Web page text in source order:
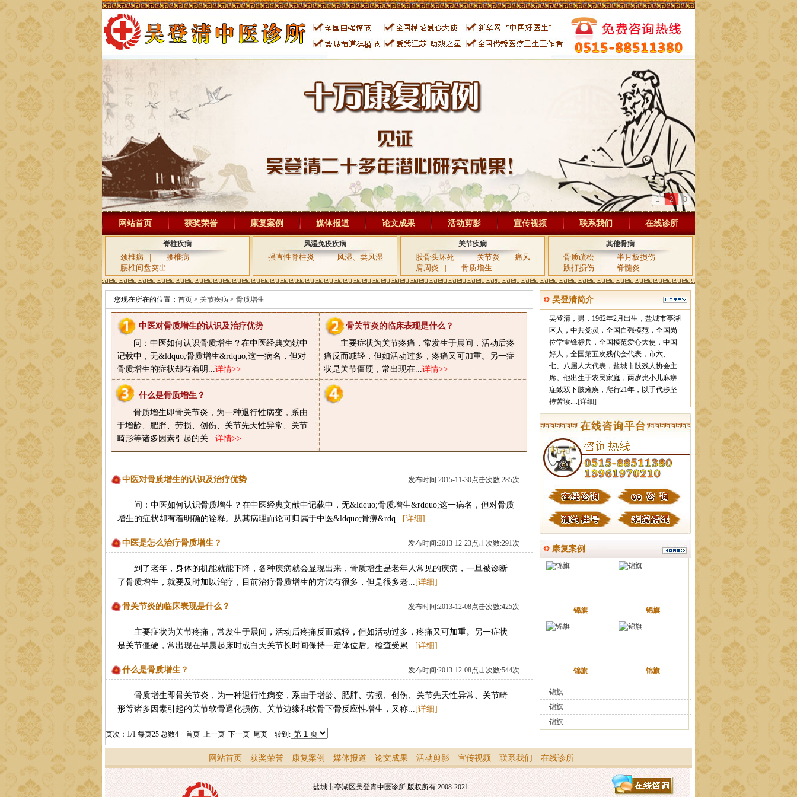
1 2 3
网站首页 获奖荣誉 康复案例 媒体报道 论文成果 活动剪影 宣传视频 联系我们 在线诊所
脊柱疾病
颈椎病 |
腰椎病
腰椎间盘突出
风湿免疫疾病
强直性脊柱炎 | 风湿、类风湿
关节疾病
股骨头坏死 | 关节炎 痛风
|
肩周炎
| 骨质增生
其他骨病
骨质疏松 |
半月板损伤
跌打损伤
| 脊髓炎
·您现在所在的位置： 首页 > 关节疾病 > 骨质增生
中医对骨质增生的认识及治疗优势
问：中医如何认识骨质增生？在中医经典文献中
记载中，无&ldquo;骨质增生&rdquo;这一病名，但对
骨质增生的症状却有着明...详情>>
骨关节炎的临床表现是什么？
主要症状为关节疼痛，常发生于晨间，活动后疼
痛反而减轻，但如活动过多，疼痛又可加重。另一症
状是关节僵硬，常出现在...详情>>
什么是骨质增生？
骨质增生即骨关节炎，为一种退行性病变，系由
于增龄、肥胖、劳损、创伤、关节先天性异常、关节
畸形等诸多因素引起的关...详情>>
中医对骨质增生的认识及治疗优势 发布时间:2015-11-30点击次数:285次
问：中医如何认识骨质增生？在中医经典文献中记载中，无&ldquo;骨质增生&rdquo;这一病名，但对骨质
增生的症状却有着明确的诠释。从其病理而论可归属于中医&ldquo;骨痹&rdq... [详细]
中医是怎么治疗骨质增生？ 发布时间:2013-12-23点击次数:291次
到了老年，身体的机能就能下降，各种疾病就会显现出来，骨质增生是老年人常见的疾病，一旦被诊断
了骨质增生，就要及时加以治疗，目前治疗骨质增生的方法有很多，但是很多老... [详细]
骨关节炎的临床表现是什么？ 发布时间:2013-12-08点击次数:425次
主要症状为关节疼痛，常发生于晨间，活动后疼痛反而减轻，但如活动过多，疼痛又可加重。另一症状
是关节僵硬，常出现在早晨起床时或白天关节长时间保持一定体位后。检查受累... [详细]
什么是骨质增生？ 发布时间:2013-12-08点击次数:544次
骨质增生即骨关节炎，为一种退行性病变，系由于增龄、肥胖、劳损、创伤、关节先天性异常、关节畸
形等诸多因素引起的关节软骨退化损伤、关节边缘和软骨下骨反应性增生，又称... [详细]
页次：1/1 每页25 总数4 首页 上一页 下一页 尾页 转到:
吴登清简介
吴登清，男，1962年2月出生，盐城市亭湖
区人，中共党员，全国自强模范，全国岗
位学雷锋标兵，全国模范爱心大使，中国
好人，全国第五次残代会代表，市六、
七、八届人大代表，盐城市肢残人协会主
席。他出生于农民家庭，两岁患小儿麻痹
症致双下肢瘫痪，爬行21年，以手代步坚
持苦读....[详细]
栏目ID=4的表不存在(操作类型=0)
QQ咨询
来院路线
康复案例
锦旗 锦旗
锦旗 锦旗
锦旗
锦旗
锦旗
网站首页 获奖荣誉 康复案例 媒体报道 论文成果 活动剪影 宣传视频 联系我们 在线诊所
盐城市亭湖区吴登青中医诊所 版权所有 2008-2021